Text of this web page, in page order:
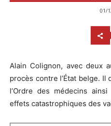
01/
Alain Colignon, avec deux
procès contre l’État belge.
l’Ordre des médecins
effets catastrophiques des